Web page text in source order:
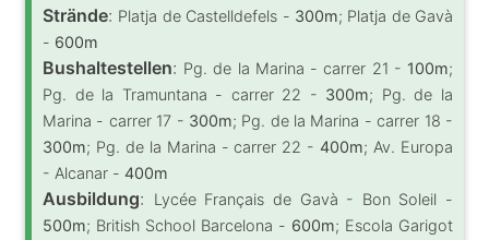
Strände: Platja de Castelldefels - 300m; Platja de Gavà
- 600m
Bushaltestellen: Pg. de la Marina - carrer 21 - 100m;
Pg. de la Tramuntana - carrer 22 - 300m; Pg. de la
Marina - carrer 17 - 300m; Pg. de la Marina - carrer 18 -
300m; Pg. de la Marina - carrer 22 -400m; Av. Europa
- Alcanar - 400m
Ausbildung:
Lycée Français de Gavà - Bon Soleil -
500m; British School Barcelona - 600m; Escola Garigot